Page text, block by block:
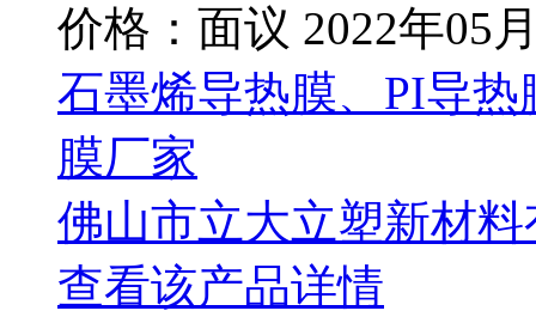
价格：面议 2022年05
石墨烯导热膜、PI导
膜厂家
佛山市立大立塑新材
查看该产品详情